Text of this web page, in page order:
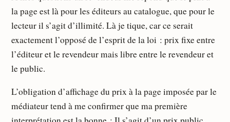
la page est là pour les éditeurs au catalogue, que pour le
lecteur il s’agit d’illimité. Là je tique, car ce serait
exactement l’opposé de l’esprit de la loi : prix fixe entre
l’éditeur et le revendeur mais libre entre le revendeur et
le public.
L’obligation d’affichage du prix à la page imposée par le
médiateur tend à me confirmer que ma première